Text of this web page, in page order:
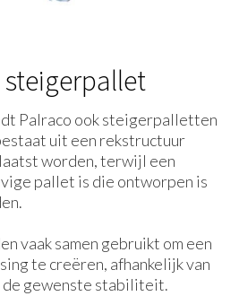
Palraco ook steigerpalletten
uit een rekstructuur
worden, terwijl een
pallet is die ontworpen is
vaak samen gebruikt om een
te creëren, afhankelijk van
gewenste stabiliteit.